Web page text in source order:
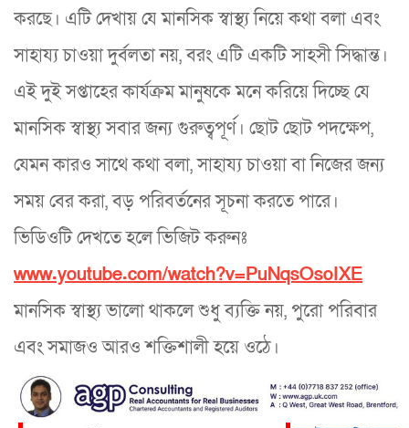
করছে। এটি দেখায় যে মানসিক স্বাস্থ্য নিয়ে কথা বলা এবং
সাহায্য চাওয়া দুর্বলতা নয়, বরং এটি একটি সাহসী সিদ্ধান্ত।
এই দুই সপ্তাহের কার্যক্রম মানুষকে মনে করিয়ে দিচ্ছে যে
মানসিক স্বাস্থ্য সবার জন্য গুরুত্বপূর্ণ। ছোট ছোট পদক্ষেপ,
যেমন কারও সাথে কথা বলা, সাহায্য চাওয়া বা নিজের জন্য
সময় বের করা, বড় পরিবর্তনের সূচনা করতে পারে।
ভিডিওটি দেখতে হলে ভিজিট করুনঃ
www.youtube.com/watch?v=PuNqsOsoIXE
মানসিক স্বাস্থ্য ভালো থাকলে শুধু ব্যক্তি নয়, পুরো পরিবার
এবং সমাজও আরও শক্তিশালী হয়ে ওঠে।